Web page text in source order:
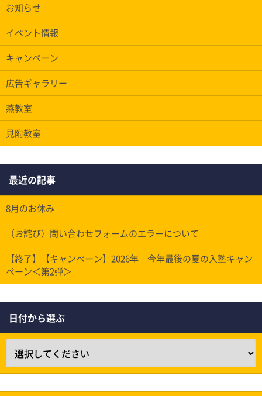
お知らせ
イベント情報
キャンペーン
広告ギャラリー
燕教室
見附教室
最近の記事
8月のお休み
（お詫び）問い合わせフォームのエラーについて
【終了】【キャンペーン】2026年 今年最後の夏の入塾キャン
ペーン＜第2弾＞
日付から選ぶ